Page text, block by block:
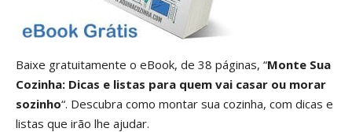
Baixe gratuitamente o eBook, de 38 páginas, “Monte Sua
Cozinha: Dicas e listas para quem vai casar ou morar
sozinho“. Descubra como montar sua cozinha, com dicas e
listas que irão lhe ajudar.